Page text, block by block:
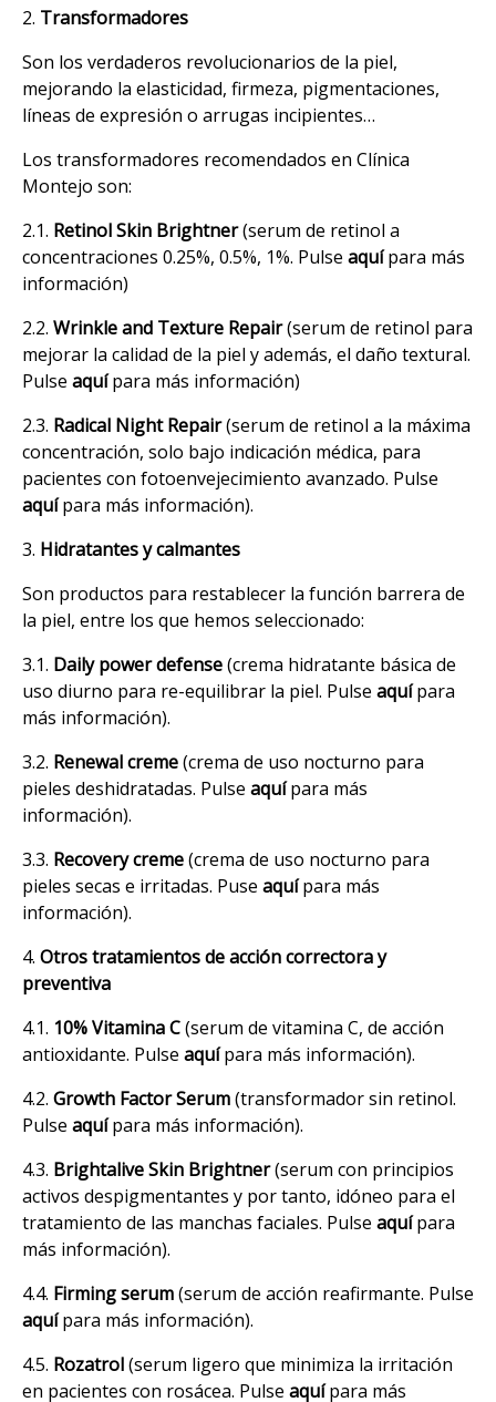
2. Transformadores
Son los verdaderos revolucionarios de la piel,
mejorando la elasticidad, firmeza, pigmentaciones,
líneas de expresión o arrugas incipientes…
Los transformadores recomendados en Clínica
Montejo son:
2.1. Retinol Skin Brightner(serum de retinol a
concentraciones 0.25%, 0.5%, 1%. Pulse aquípara más
información)
2.2. Wrinkle and Texture Repair(serum de retinol para
mejorar la calidad de la piel y además, el daño textural.
Pulse aquí para más información)
2.3. Radical Night Repair(serum de retinol a la máxima
concentración, solo bajo indicación médica, para
pacientes con fotoenvejecimiento avanzado. Pulse
aquípara más información).
3. Hidratantes y calmantes
Son productos para restablecer la función barrera de
la piel, entre los que hemos seleccionado:
3.1. Daily power defense(crema hidratante básica de
uso diurno para re-equilibrar la piel. Pulse aquípara
más información).
3.2. Renewal creme(crema de uso nocturno para
pieles deshidratadas. Pulse aquípara más
información).
3.3. Recovery creme(crema de uso nocturno para
pieles secas e irritadas. Puse aquípara más
información).
4. Otros tratamientos de acción correctora y
preventiva
4.1. 10% Vitamina C(serum de vitamina C, de acción
antioxidante. Pulse aquípara más información).
4.2. Growth Factor Serum(transformador sin retinol.
Pulse aquípara más información).
4.3. BrightaliveSkin Brightner(serum con principios
activos despigmentantes y por tanto, idóneo para el
tratamiento de las manchas faciales. Pulse aquípara
más información).
4.4. Firming serum(serum de acción reafirmante. Pulse
aquípara más información).
4.5. Rozatrol(serum ligero que minimiza la irritación
en pacientes con rosácea. Pulse aquípara más